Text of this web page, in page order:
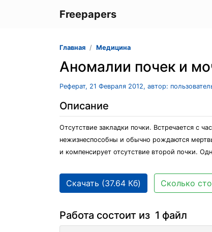
Freepapers
Главная Медицина
Аномалии почек и
Реферат, 21 Февраля 2012, автор:
Описание
Отсутствие закладки почки. Встречается с
нежизнеспособны и обычно рождаются
и компенсирует отсутствие второй почки.
Скачать (37.64 Кб) Сколько
Работа состоит из 1 файл